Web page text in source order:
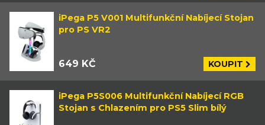
iPega P5 V001 Multifunkční Nabíjecí Stojan
pro PS VR2
649 KČ KOUPIT
iPega P5S006 Multifunkční Nabíjecí RGB
Stojan s Chlazením pro PS5 Slim bílý